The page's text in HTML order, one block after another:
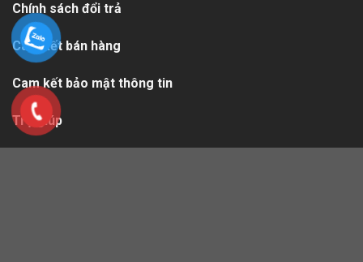
Chính sách đổi trả
Cam kết bán hàng
Cam kết bảo mật thông tin
Trợ giúp